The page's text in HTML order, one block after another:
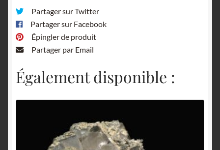
Partager sur Twitter
Partager sur Facebook
Épingler de produit
Partager par Email
Également disponible :